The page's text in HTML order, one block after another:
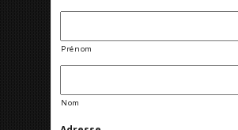
Prénom
Nom